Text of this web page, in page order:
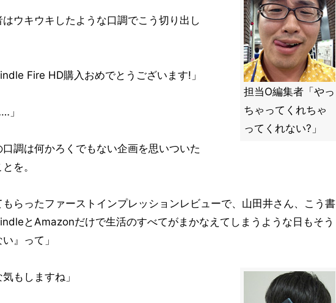
担当O編集者「やっ
ちゃってくれちゃ
ってくれない?」
ウキウキしたような口調でこう切り出し
Fire HD購入おめでとうございます!」
」
調は何かろくでもない企画を思いついた
を。
もらったファーストインプレッションレビューで、山田井さん、こう書
とAmazonだけで生活のすべてがまかなえてしまうような日もそう
』って」
もしますね」